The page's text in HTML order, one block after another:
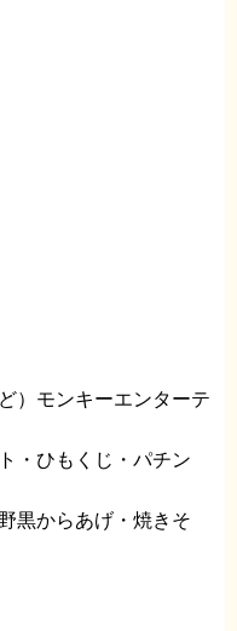
）モンキーエンターテ
・ひもくじ・パチン
黒からあげ・焼きそ